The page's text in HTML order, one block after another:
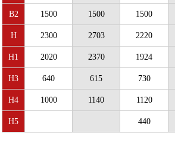
B2 1500 1500 1500
H 2300 2703 2220
H1 2020 2370 1924
H3 640 615 730
H4 1000 1140 1120
H5 440